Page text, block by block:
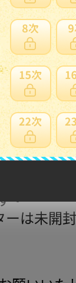
以外的問題，
送，購買後會
內容之正確性，
ンピー
。
は未開